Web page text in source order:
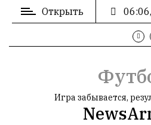
ВХОД
Открыть
Игра забывается,